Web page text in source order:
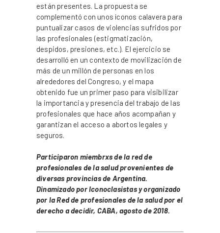
están presentes. La propuesta se
complementó con unos íconos calavera para
puntualizar casos de violencias sufridos por
las profesionales (estigmatización,
despidos, presiones, etc.). El ejercicio se
desarrolló en un contexto de movilización de
más de un millón de personas en los
alrededores del Congreso, y el mapa
obtenido fue un primer paso para visibilizar
la importancia y presencia del trabajo de las
profesionales que hace años acompañan y
garantizan el acceso a abortos legales y
seguros.
Participaron miembrxs de la red de
profesionales de la salud provenientes de
diversas provincias de Argentina.
Dinamizado por Iconoclasistas y organizado
por la Red de profesionales de la salud por el
derecho a decidir, CABA, agosto de 2018.